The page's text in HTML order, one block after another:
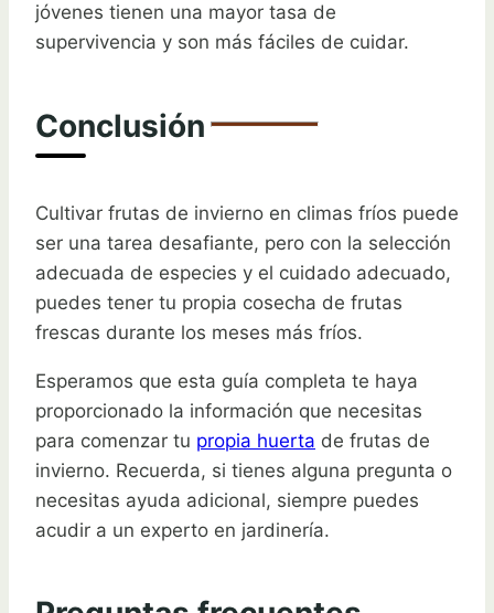
jóvenes tienen una mayor tasa de
supervivencia y son más fáciles de cuidar.
Conclusión
Cultivar frutas de invierno en climas fríos puede
ser una tarea desafiante, pero con la selección
adecuada de especies y el cuidado adecuado,
puedes tener tu propia cosecha de frutas
frescas durante los meses más fríos.
Esperamos que esta guía completa te haya
proporcionado la información que necesitas
para comenzar tu propia huerta de frutas de
invierno. Recuerda, si tienes alguna pregunta o
necesitas ayuda adicional, siempre puedes
acudir a un experto en jardinería.